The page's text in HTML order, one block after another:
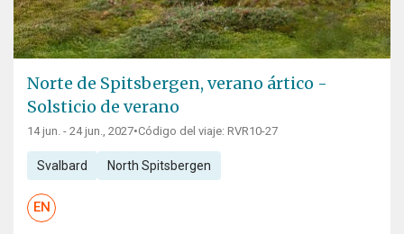
Norte de Spitsbergen, verano ártico -
Solsticio de verano
14 jun. - 24 jun., 2027•Código del viaje: RVR10-27
Svalbard North Spitsbergen
EN